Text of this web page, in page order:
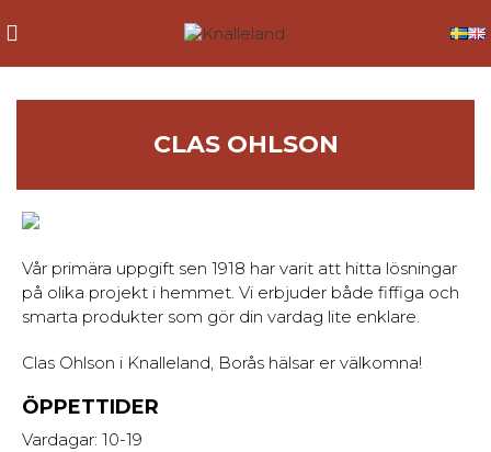
CLAS OHLSON
Vår primära uppgift sen 1918 har varit att hitta lösningar
på olika projekt i hemmet. Vi erbjuder både fiffiga och
smarta produkter som gör din vardag lite enklare.
Clas Ohlson i Knalleland, Borås hälsar er välkomna!
ÖPPETTIDER
Vardagar: 10-19